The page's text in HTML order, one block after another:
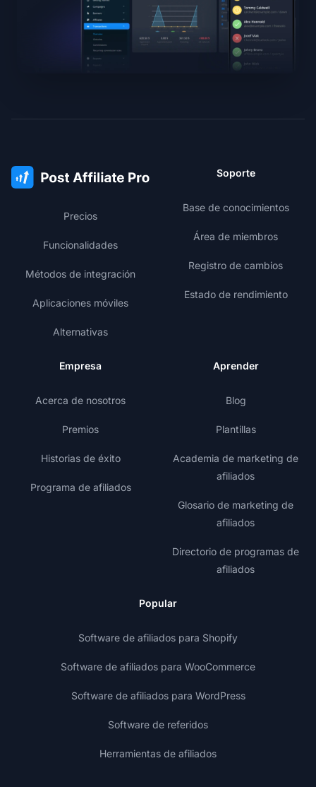
Precios
Funcionalidades
Métodos de integración
Aplicaciones móviles
Alternativas
Soporte
Base de conocimientos
Área de miembros
Registro de cambios
Estado de rendimiento
Empresa
Acerca de nosotros
Premios
Historias de éxito
Programa de afiliados
Aprender
Blog
Plantillas
Academia de marketing de
afiliados
Glosario de marketing de
afiliados
Directorio de programas de
afiliados
Popular
Software de afiliados para Shopify
Software de afiliados para WooCommerce
Software de afiliados para WordPress
Software de referidos
Herramientas de afiliados